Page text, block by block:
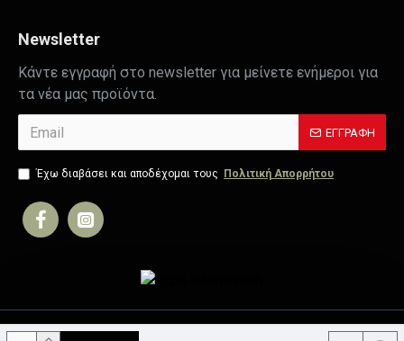
Newsletter
Κάντε εγγραφή στο newsletter για μείνετε ενήμεροι για
τα νέα μας προϊόντα.
ΕΓΓΡΑΦΉ
Έχω διαβάσει και αποδέχομαι τους Πολιτική Απορρήτου